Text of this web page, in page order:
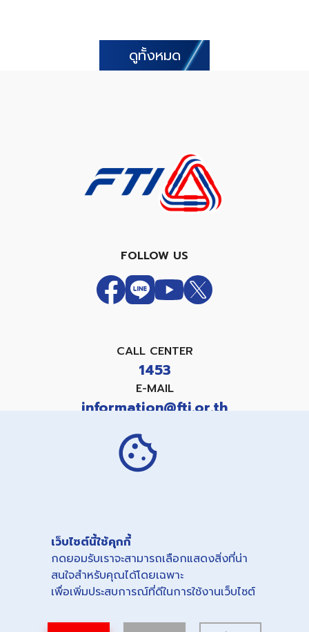
เว็บไซต์นี้ใช้คุกกี้
กดยอมรับเราจะสามารถเลือกแสดงสิ่งที่น่า
สนใจสำหรับคุณได้โดยเฉพาะ
เพื่อเพิ่มประสบการณ์ที่ดีในการใช้งานเว็บไซต์
ดูทั้งหมด
FOLLOW US
CALL CENTER
1453
E-MAIL
information@fti.or.th
แบบคำขอใช้สิทธิเกี่ยวกับข้อมูลส่วนบุคคล
Copyright©
THE FEDERATION OF THAI INDUSTRIES.
All right reserved.